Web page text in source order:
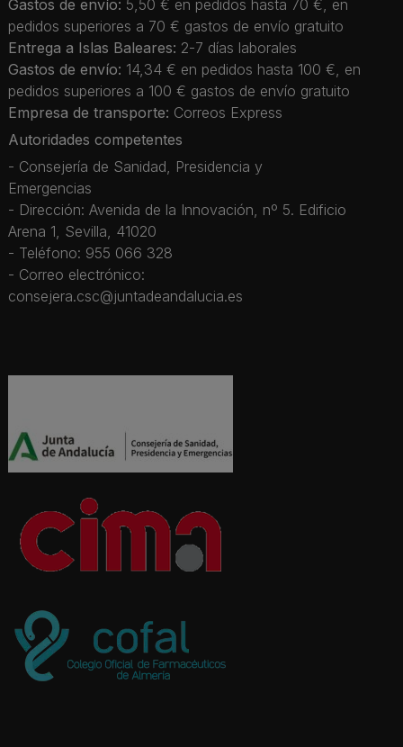
Gastos de envío: 5,50 € en pedidos hasta 70 €, en
pedidos superiores a 70 € gastos de envío gratuito
Entrega a Islas Baleares: 2-7 días laborales
Gastos de envío: 14,34 € en pedidos hasta 100 €, en
pedidos superiores a 100 € gastos de envío gratuito
Empresa de transporte: Correos Express
Autoridades competentes
- Consejería de Sanidad, Presidencia y
Emergencias
- Dirección: Avenida de la Innovación, nº 5. Edificio
Arena 1, Sevilla, 41020
- Teléfono: 955 066 328
- Correo electrónico:
consejera.csc@juntadeandalucia.es